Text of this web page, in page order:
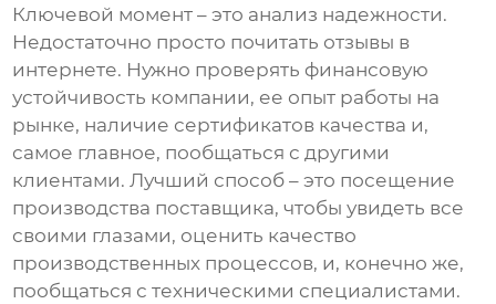
Ключевой момент – это анализ надежности.
Недостаточно просто почитать отзывы в
интернете. Нужно проверять финансовую
устойчивость компании, ее опыт работы на
рынке, наличие сертификатов качества и,
самое главное, пообщаться с другими
клиентами. Лучший способ – это посещение
производства поставщика, чтобы увидеть все
своими глазами, оценить качество
производственных процессов, и, конечно же,
пообщаться с техническими специалистами.